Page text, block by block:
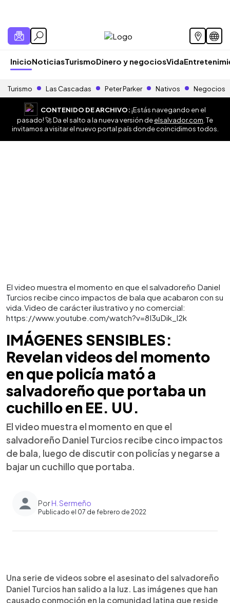
InicioNoticiasTurismoDinero y negociosVida
Turismo Las Cascadas Peter Parker Nativos Negocios
CONTENIDO DE ARCHIVO:¡Estás navegando en el
pasado! 🚀 Da el salto a la nueva versión deelsalvador.com . Te
invitamos a visitar el nuevo portal país donde coincidimos todos.
El video muestra el momento en que el salvadoreño Daniel
Turcios recibe cinco impactos de bala que acabaron con su
vida.Video de carácter ilustrativo y no comercial:
https://www.youtube.com/watch?v=8I3uDik_l2k
IMÁGENES SENSIBLES:
Revelan videos del momento
en que policía mató a
salvadoreño que portaba un
cuchillo en EE. UU.
El video muestra el momento en que el
salvadoreño Daniel Turcios recibe cinco impactos
de bala, luego de discutir con policías y negarse a
bajar un cuchillo que portaba.
PorH. Sermeño
Publicado el 07 de febrero de 2022
► Escuchar artículo
Una serie de videos sobre el asesinato del salvadoreño
Daniel Turcios han salido a la luz. Las imágenes que han
causado conmoción en la comunidad latina que reside